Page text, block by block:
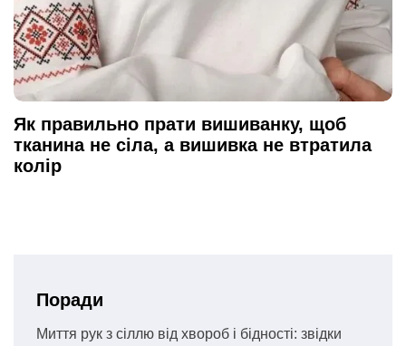
Як правильно прати вишиванку, щоб
тканина не сіла, а вишивка не втратила
колір
Поради
Миття рук з сіллю від хвороб і бідності: звідки